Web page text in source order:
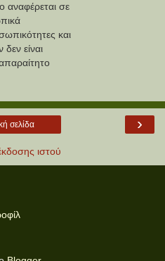
αναφέρεται σε
και
είναι
›
σελίδα
ιστού